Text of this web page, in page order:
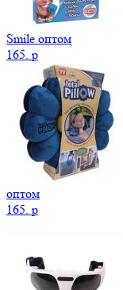
Smile оптом
165. p
оптом
165. p